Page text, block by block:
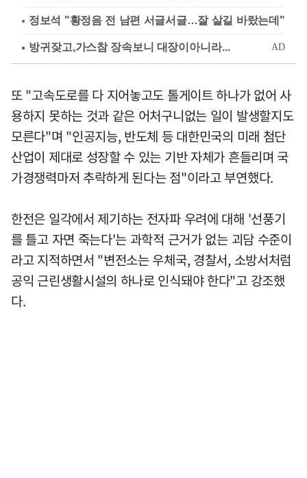
정보석 "황정음 전 남편 서글서글…잘 살길 바랐는데"
또 "고속도로를 다 지어놓고도 톨게이트 하나가 없어 사
용하지 못하는 것과 같은 어처구니없는 일이 발생할지도
모른다"며 "인공지능, 반도체 등 대한민국의 미래 첨단
산업이 제대로 성장할 수 있는 기반 자체가 흔들리며 국
가경쟁력마저 추락하게 된다는 점"이라고 부연했다.
한전은 일각에서 제기하는 전자파 우려에 대해 '선풍기
를 틀고 자면 죽는다'는 과학적 근거가 없는 괴담 수준이
라고 지적하면서 "변전소는 우체국, 경찰서, 소방서처럼
공익 근린생활시설의 하나로 인식돼야 한다"고 강조했
다.